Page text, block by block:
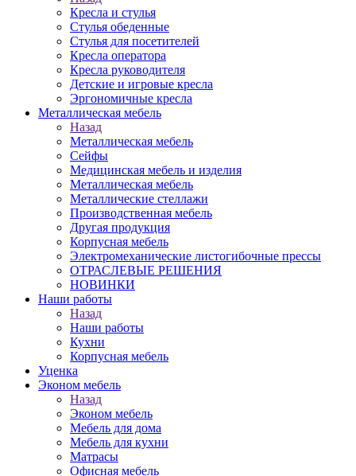
Кресла и стулья
Стулья обеденные
Стулья для посетителей
Кресла оператора
Кресла руководителя
Детские и игровые кресла
Эргономичные кресла
Металлическая мебель
Назад
Металлическая мебель
Сейфы
Медицинская мебель и изделия
Металлическая мебель
Металлические стеллажи
Производственная мебель
Другая продукция
Корпусная мебель
Электромеханические листогибочные прессы
ОТРАСЛЕВЫЕ РЕШЕНИЯ
НОВИНКИ
Наши работы
Назад
Наши работы
Кухни
Корпусная мебель
Уценка
Эконом мебель
Назад
Эконом мебель
Мебель для дома
Мебель для кухни
Матрасы
Офисная мебель